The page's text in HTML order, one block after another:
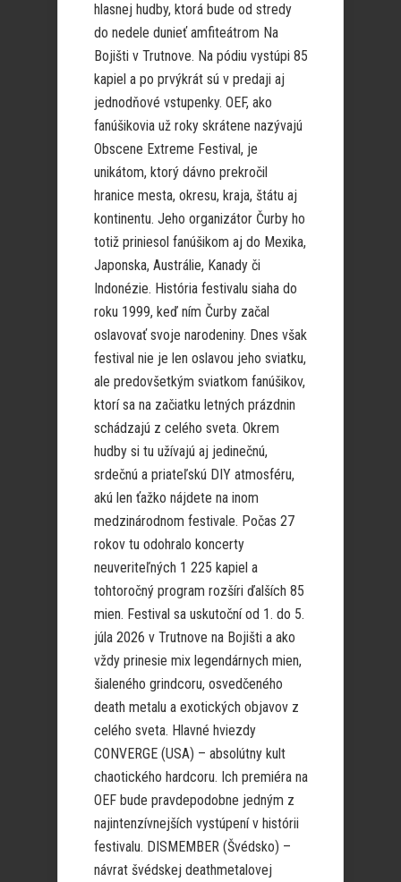
hlasnej hudby, ktorá bude od stredy
do nedele dunieť amfiteátrom Na
Bojišti v Trutnove. Na pódiu vystúpi 85
kapiel a po prvýkrát sú v predaji aj
jednodňové vstupenky. OEF, ako
fanúšikovia už roky skrátene nazývajú
Obscene Extreme Festival, je
unikátom, ktorý dávno prekročil
hranice mesta, okresu, kraja, štátu aj
kontinentu. Jeho organizátor Čurby ho
totiž priniesol fanúšikom aj do Mexika,
Japonska, Austrálie, Kanady či
Indonézie. História festivalu siaha do
roku 1999, keď ním Čurby začal
oslavovať svoje narodeniny. Dnes však
festival nie je len oslavou jeho sviatku,
ale predovšetkým sviatkom fanúšikov,
ktorí sa na začiatku letných prázdnin
schádzajú z celého sveta. Okrem
hudby si tu užívajú aj jedinečnú,
srdečnú a priateľskú DIY atmosféru,
akú len ťažko nájdete na inom
medzinárodnom festivale. Počas 27
rokov tu odohralo koncerty
neuveriteľných 1 225 kapiel a
tohtoročný program rozšíri ďalších 85
mien. Festival sa uskutoční od 1. do 5.
júla 2026 v Trutnove na Bojišti a ako
vždy prinesie mix legendárnych mien,
šialeného grindcoru, osvedčeného
death metalu a exotických objavov z
celého sveta. Hlavné hviezdy
CONVERGE (USA) – absolútny kult
chaotického hardcoru. Ich premiéra na
OEF bude pravdepodobne jedným z
najintenzívnejších vystúpení v histórii
festivalu. DISMEMBER (Švédsko) –
návrat švédskej deathmetalovej